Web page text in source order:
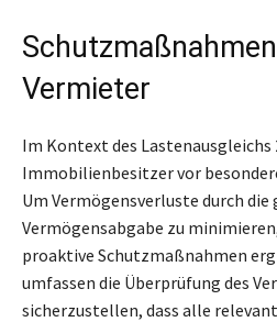
Vermieter
Im Kontext des Lastenausgleichs
Immobilienbesitzer vor
Um Vermögensverluste durch die
Vermögensabgabe zu
proaktive Schutzmaßnahmen
umfassen die Überprüfung des
sicherzustellen, dass alle